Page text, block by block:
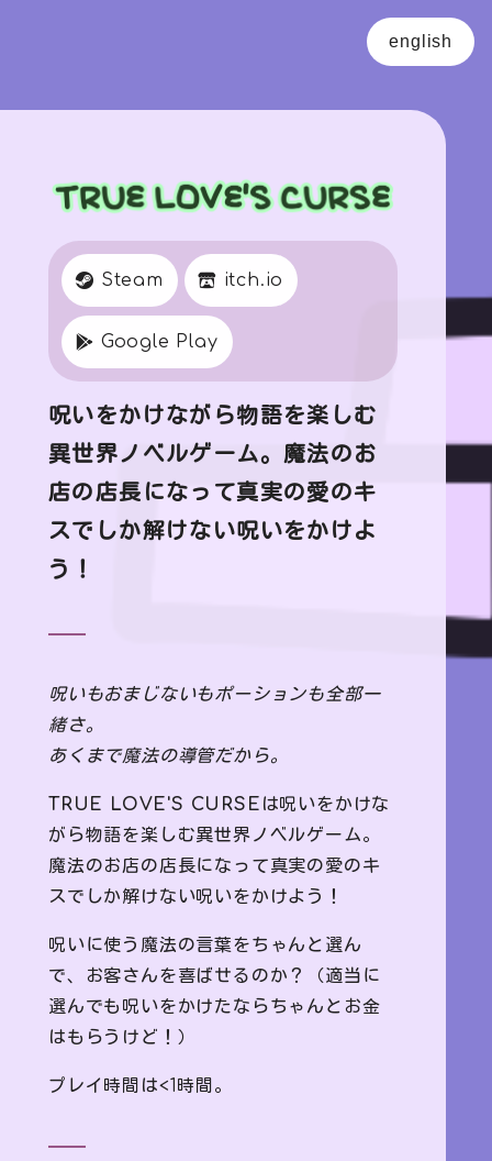
Steam itch.io
Google Play
呪いをかけながら物語を楽しむ
異世界ノベルゲーム。魔法のお
店の店長になって真実の愛のキ
スでしか解けない呪いをかけよ
う！
呪いもおまじないもポーションも全部一
緒さ。
あくまで魔法の導管だから。
TRUE LOVE'S CURSE は呪いをかけな
がら物語を楽しむ異世界ノベルゲーム。
魔法のお店の店長になって真実の愛のキ
スでしか解けない呪いをかけよう！
呪いに使う魔法の言葉をちゃんと選ん
で、お客さんを喜ばせるのか？（適当に
選んでも呪いをかけたならちゃんとお金
はもらうけど！）
プレイ時間は<1時間。
english